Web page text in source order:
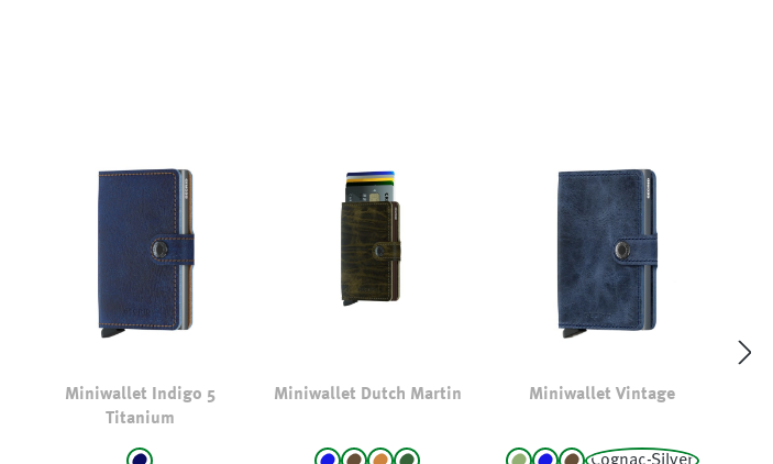
Miniwallet Indigo 5
Titanium
Miniwallet Dutch Martin Miniwallet Vintage
Cognac-Silver